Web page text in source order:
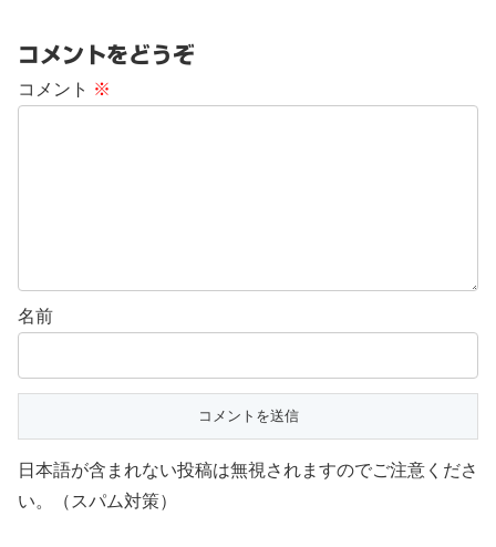
コメントをどうぞ
コメント ※
名前
日本語が含まれない投稿は無視されますのでご注意くださ
い。（スパム対策）